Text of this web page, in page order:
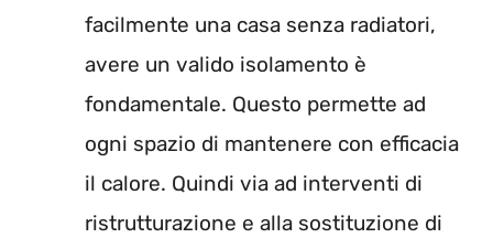
facilmente una casa senza radiatori,
avere un valido isolamento è
fondamentale. Questo permette ad
ogni spazio di mantenere con efficacia
il calore. Quindi via ad interventi di
ristrutturazione e alla sostituzione di